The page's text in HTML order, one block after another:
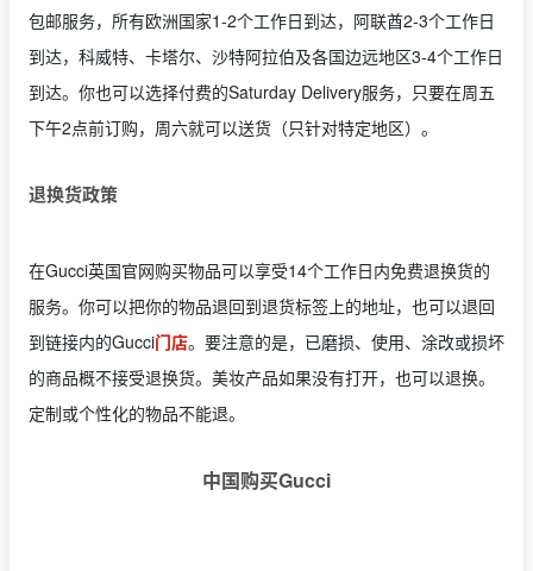
包邮服务，所有欧洲国家1-2个工作日到达， 阿联酋2-3个工作日
到达， 科威特、卡塔尔、沙特阿拉伯及各国边远地区3-4个工作日
到达。你也可以选择付费的Saturday Delivery服务，只要在周五
下午2点前订购，周六就可以送货（只针对特定地区）。
退换货政策
在Gucci英国官网购买物品可以享受14个工作日内免费退换货的
服务。你可以把你的物品退回到退货标签上的地址，也可以退回
到链接内的Gucci门店。要注意的是，已磨损、使用、涂改或损坏
的商品概不接受退换货。美妆产品如果没有打开，也可以退换。
定制或个性化的物品不能退。
中国购买Gucci